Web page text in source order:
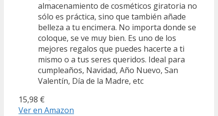
almacenamiento de cosméticos giratoria no
sólo es práctica, sino que también añade
belleza a tu encimera. No importa donde se
coloque, se ve muy bien. Es uno de los
mejores regalos que puedes hacerte a ti
mismo o a tus seres queridos. Ideal para
cumpleaños, Navidad, Año Nuevo, San
Valentín, Día de la Madre, etc
15,98 €
Ver en Amazon